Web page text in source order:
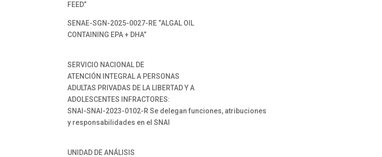
FEED”
SENAE-SGN-2025-0027-RE “ALGAL OIL
CONTAINING EPA + DHA”
SERVICIO NACIONAL DE
ATENCIÓN INTEGRAL A PERSONAS
ADULTAS PRIVADAS DE LA LIBERTAD Y A
ADOLESCENTES INFRACTORES:
SNAI-SNAI-2023-0102-R Se delegan funciones, atribuciones
y responsabilidades en el SNAI
UNIDAD DE ANÁLISIS